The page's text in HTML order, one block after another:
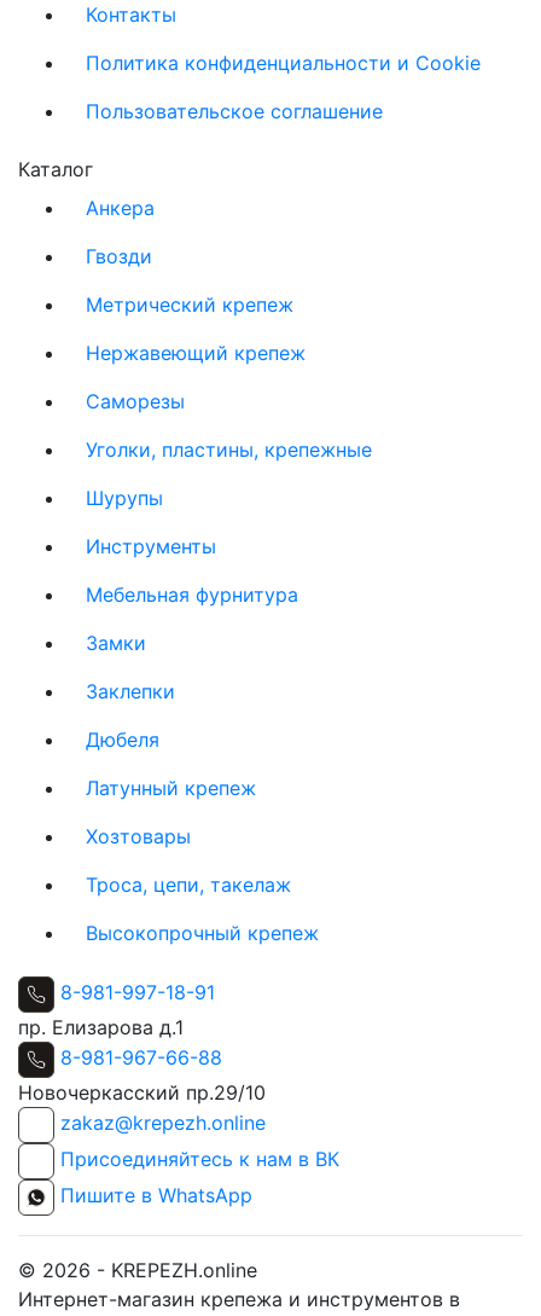
Контакты
Политика конфиденциальности и Cookie
Пользовательское соглашение
Каталог
Анкера
Гвозди
Метрический крепеж
Нержавеющий крепеж
Саморезы
Уголки, пластины, крепежные
Шурупы
Инструменты
Мебельная фурнитура
Замки
Заклепки
Дюбеля
Латунный крепеж
Хозтовары
Троса, цепи, такелаж
Высокопрочный крепеж
8-981-997-18-91
пр. Елизарова д.1
8-981-967-66-88
Новочеркасский пр.29/10
zakaz@krepezh.online
Присоединяйтесь к нам в ВК
Пишите в WhatsApp
© 2026 - KREPEZH.online
Интернет-магазин крепежа и инструментов в